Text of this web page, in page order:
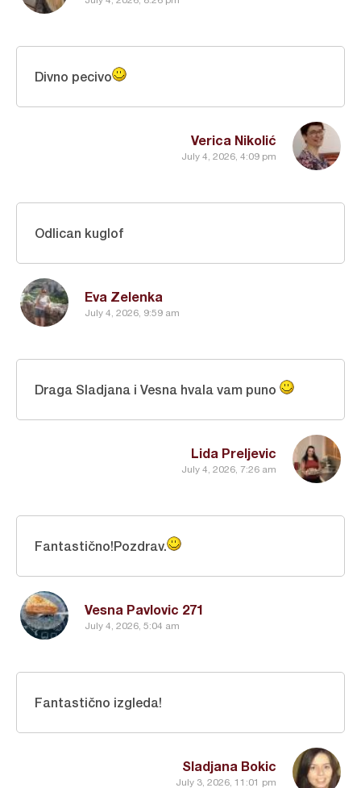
Verica Nikolić
July 4, 2026, 4:09 pm
Divno pecivo
Eva Zelenka
July 4, 2026, 9:59 am
Odlican kuglof
Lida Preljevic
July 4, 2026, 7:26 am
Draga Sladjana i Vesna hvala vam puno
Vesna Pavlovic 271
July 4, 2026, 5:04 am
Fantastično!Pozdrav.
Sladjana Bokic
July 3, 2026, 11:01 pm
Fantastično izgleda!